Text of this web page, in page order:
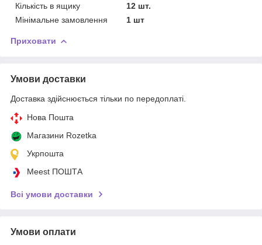
Кількість в ящику
12 шт.
Мінімальне замовлення
1 шт
Приховати
Умови доставки
Доставка здійснюється тільки по передоплаті.
Нова Пошта
Магазини Rozetka
Укрпошта
Meest ПОШТА
Всі умови доставки
Умови оплати